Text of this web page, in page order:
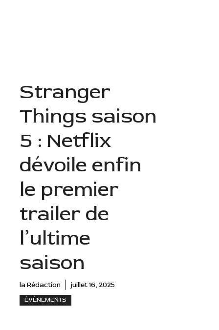
Stranger
Things saison
5 : Netflix
dévoile enfin
le premier
trailer de
l’ultime
saison
la Rédaction juillet 16, 2025
ÉVÈNEMENTS